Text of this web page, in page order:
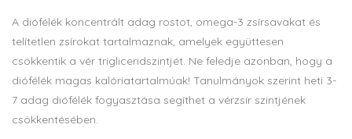
A diófélék koncentrált adag rostot, omega-3 zsírsavakat és
telítetlen zsírokat tartalmaznak, amelyek együttesen
csökkentik a vér trigliceridszintjét. Ne feledje azonban, hogy a
diófélék magas kalóriatartalmúak! Tanulmányok szerint heti 3-
7 adag diófélék fogyasztása segíthet a vérzsír szintjének
csökkentésében.